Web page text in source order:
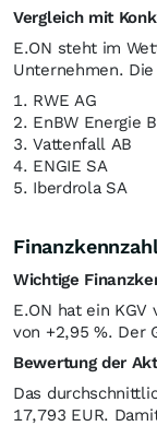
Vergleich mit
E.ON steht im
Unternehmen.
1. RWE AG
2. EnBW Energie
3. Vattenfall AB
4. ENGIE SA
5. Iberdrola SA
Wichtige
E.ON hat ein
von +2,95 %. Der
Bewertung der
Das
17,793 EUR.